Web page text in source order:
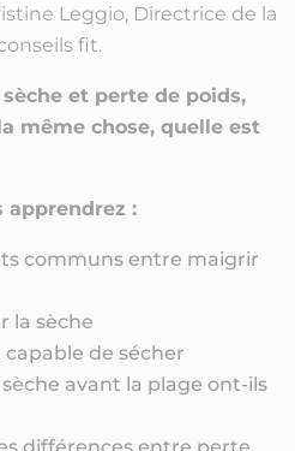
Leggio, Directrice de la
fit.
et perte de poids,
même chose, quelle est
apprendrez :
communs entre maigrir
la sèche
de sécher
avant la plage ont-ils